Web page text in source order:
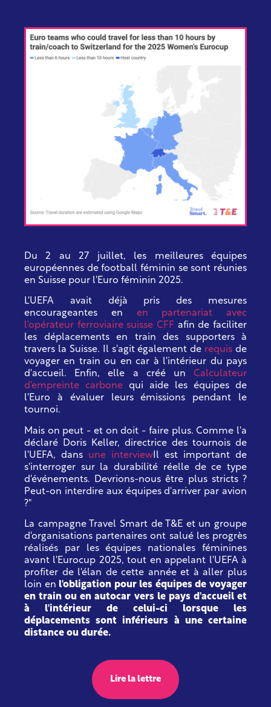
Du 2 au 27 juillet, les meilleures équipes
européennes de football féminin se sont réunies
en Suisse pour l'Euro féminin 2025.
L'UEFA avait déjà pris des mesures
encourageantes en en partenariat avec
l'opérateur ferroviaire suisse CFF afin de faciliter
les déplacements en train des supporters à
travers la Suisse. Il s'agit également de requis de
voyager en train ou en car à l'intérieur du pays
d'accueil. Enfin, elle a créé un Calculateur
d'empreinte carbone qui aide les équipes de
l'Euro à évaluer leurs émissions pendant le
tournoi.
Mais on peut - et on doit - faire plus. Comme l'a
déclaré Doris Keller, directrice des tournois de
l'UEFA, dans une interview Il est important de
s'interroger sur la durabilité réelle de ce type
d'événements. Devrions-nous être plus stricts ?
Peut-on interdire aux équipes d'arriver par avion
?"
La campagne Travel Smart de T&E et un groupe
d'organisations partenaires ont salué les progrès
réalisés par les équipes nationales féminines
avant l'Eurocup 2025, tout en appelant l'UEFA à
profiter de l'élan de cette année et à aller plus
loin enl'obligation pour les équipes de voyager
en train ou en autocar vers le pays d'accueil et
à l'intérieur de celui-ci lorsque les
déplacements sont inférieurs à une certaine
distance ou durée.
Lire la lettre